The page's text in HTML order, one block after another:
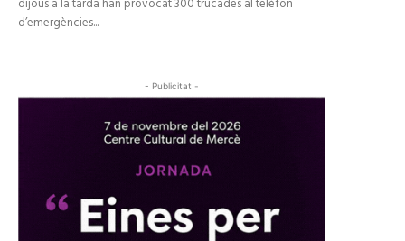
dijous a la tarda han provocat 300 trucades al telèfon
d’emergències...
- Publicitat -